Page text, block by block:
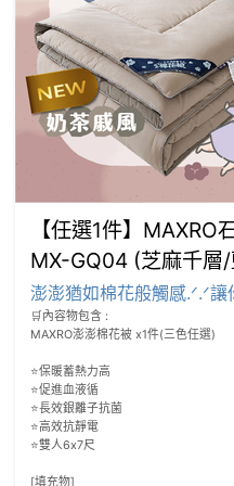
【任選1件】
MX-GQ04 (芝麻千層
澎澎猶如棉花般觸感.ᐟ.ᐟ
🛒內容物包含 :
MAXRO澎澎棉花被 x1件(三色任選)
⭐️保暖蓄熱力高
⭐️促進血液循
⭐️長效銀離子抗菌
⭐️高效抗靜電
⭐️雙人6x7尺
[填充物]